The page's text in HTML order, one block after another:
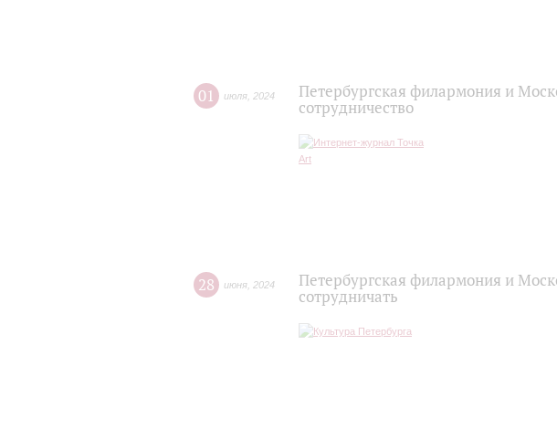
01 июля 2024
Петербургская филармония и
сотрудничество
28 июня 2024
Петербургская филармония и
сотрудничать